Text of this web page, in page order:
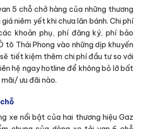
5 chỗ chở hàng của những thương
niêm yết khi chưa lăn bánh. Chi phí
khoản phụ, phí đăng ký, phí bảo
tô Thái Phong vào những dịp khuyến
tiết kiệm thêm chi phí đầu tư so với
hệ ngay hotline để không bỏ lỡ bất
ưu đãi nào.
xe nổi bật của hai thương hiệu Gaz